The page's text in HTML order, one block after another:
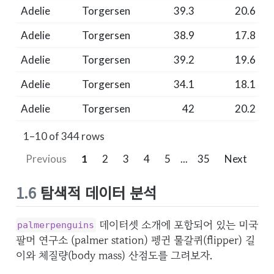
Adelie
Torgersen 39.3
20.6
Adelie
Torgersen 38.9
17.8
Adelie
Torgersen 39.2
19.6
Adelie
Torgersen 34.1
18.1
Adelie
Torgersen 42 20.2
1–10 of 344 rows
Previous
1 2 3 4 5 ... 35 Next
1.6탐색적 데이터 분석
palmerpenguins 데이터셋 소개에 포함되어 있는 미국
팔머 연구소 (palmer station) 펭귄 물갈퀴(flipper) 길
이와 체질량(body mass) 산점도를 그려보자.